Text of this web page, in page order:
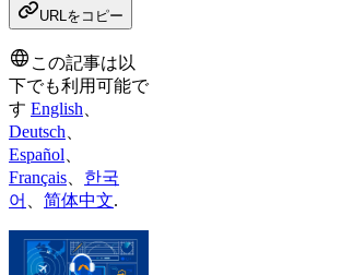
URLをコピー
この記事は以
下でも利用可能で
す English
Deutsch
Español
Français
한국
어
简体中文.